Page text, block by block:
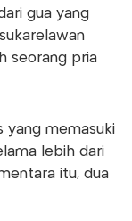
gua yang
seorang pria
yang memasuki
lebih dari
itu, dua